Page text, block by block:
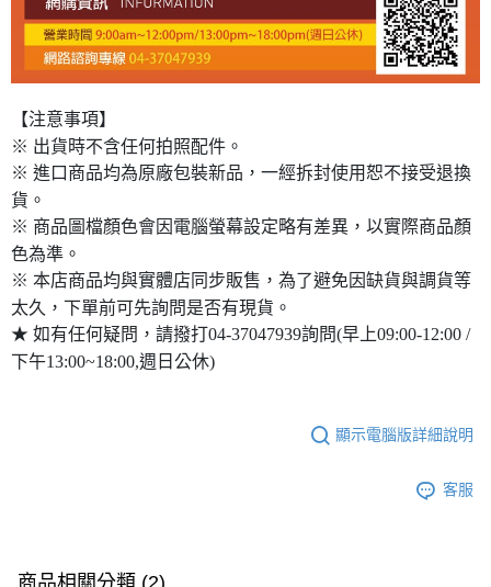
【注意事項】
※ 出貨時不含任何拍照配件。
※ 進口商品均為原廠包裝新品，一經拆封使用恕不接受退換
貨。
※ 商品圖檔顏色會因電腦螢幕設定略有差異，以實際商品顏
色為準。
※ 本店商品均與實體店同步販售，為了避免因缺貨與調貨等
太久，下單前可先詢問是否有現貨。
★ 如有任何疑問，請撥打04-37047939詢問(早上09:00-12:00 /
下午13:00~18:00,週日公休)
顯示電腦版詳細說明
客服
商品相關分類 (2)